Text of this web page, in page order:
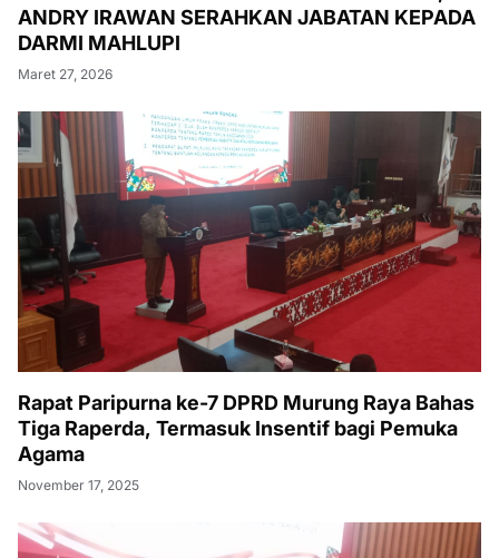
ANDRY IRAWAN SERAHKAN JABATAN KEPADA
DARMI MAHLUPI
Maret 27, 2026
Rapat Paripurna ke-7 DPRD Murung Raya Bahas
Tiga Raperda, Termasuk Insentif bagi Pemuka
Agama
November 17, 2025